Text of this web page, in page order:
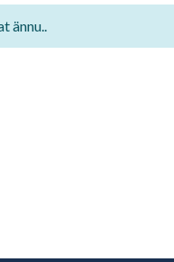
ännu..